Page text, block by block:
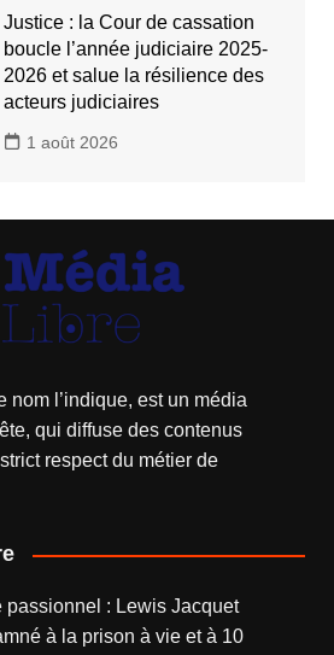
Justice : la Cour de cassation
boucle l’année judiciaire 2025-
2026 et salue la résilience des
acteurs judiciaires
1 août 2026
nom l’indique, est un média
qui diffuse des contenus
respect du métier de
passionnel : Lewis Jacquet
à la prison à vie et à 10